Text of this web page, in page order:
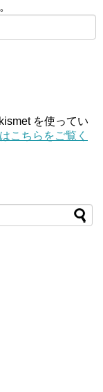
を使ってい
こちらをご覧く